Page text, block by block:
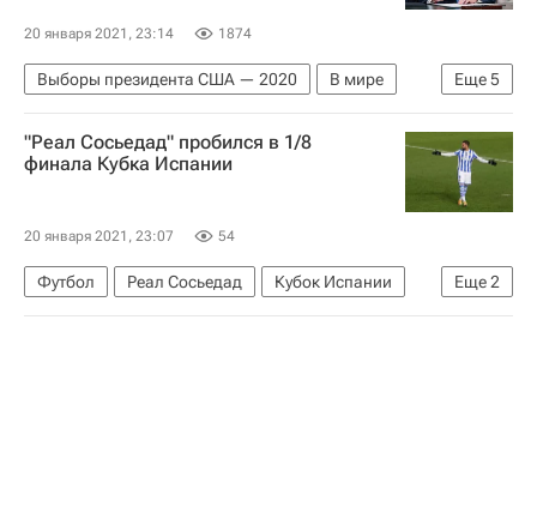
20 января 2021, 23:14 1874
Еще5
Выборы президента США — 2020
В мире
США
Джо Байден
Государственный департамент США
Министерство финансов США
"Реал Сосьедад" пробился в 1/8
финала Кубка Испании
20 января 2021, 23:07 54
Еще2
Футбол Реал Сосьедад
Кубок Испании
Кордова
Виллиан Жозе